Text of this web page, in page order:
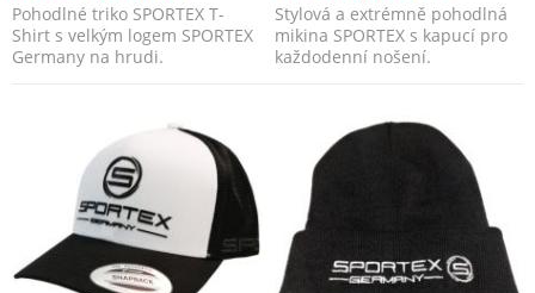
Pohodlné triko SPORTEX T-
Shirt s velkým logem SPORTEX
Germany na hrudi.
Stylová a extrémně pohodlná
mikina SPORTEX s kapucí pro
každodenní nošení.